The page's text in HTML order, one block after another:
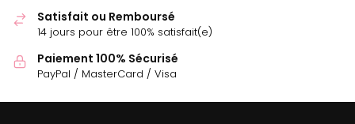
Satisfait ou Remboursé
14 jours pour être 100% satisfait(e)
Paiement 100% Sécurisé
PayPal / MasterCard / Visa